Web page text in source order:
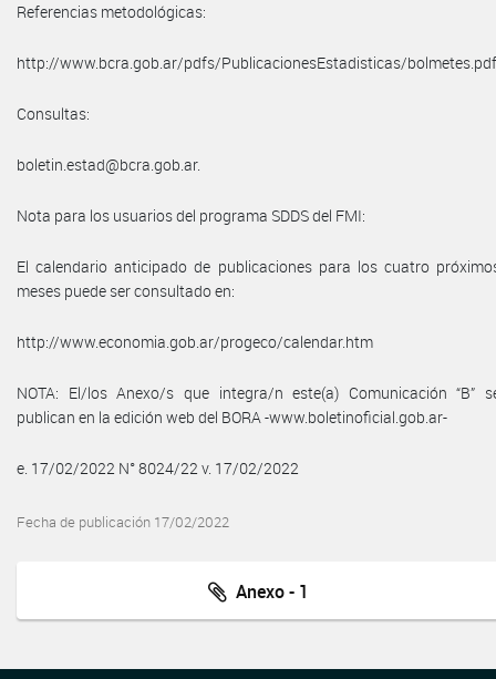
Referencias metodológicas:
http://www.bcra.gob.ar/pdfs/PublicacionesEstadisticas/
Consultas:
boletin.estad@bcra.gob.ar.
Nota para los usuarios del programa SDDS del FMI:
El calendario anticipado de publicaciones para los cuatro
meses puede ser consultado en:
http://www.economia.gob.ar/progeco/calendar.htm
NOTA: El/los Anexo/s que integra/n este(a) Comunicación “B”
publican en la edición web del BORA -www.boletinoficial.gob.ar-
e. 17/02/2022 N° 8024/22 v. 17/02/2022
Fecha de publicación 17/02/2022
Anexo - 1